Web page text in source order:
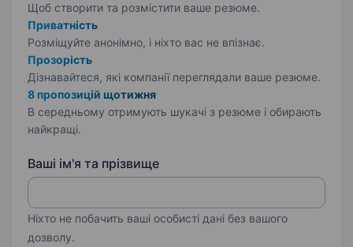
Щоб створити та розмістити ваше резюме.
Приватність
Розміщуйте анонімно, і ніхто вас не впізнає.
Прозорість
Дізнавайтеся, які компанії переглядали ваше резюме.
8 пропозицій щотижня
В середньому отримують шукачі з резюме і обирають
найкращі.
Ваші ім'я та прізвище
Ніхто не побачить ваші особисті дані без вашого
дозволу.